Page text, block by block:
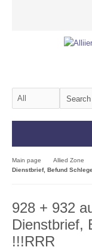
Main page Allied Zone
Dienstbrief, Befund
928 + 932
Dienstbrief,
!!!RRR